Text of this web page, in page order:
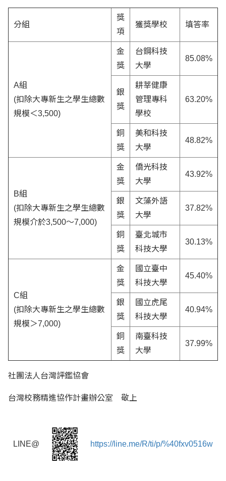
分組
獎
項
獲獎學校 填答率
A組
(扣除大專新生之學生總數
規模＜3,500)
金
獎
台鋼科技
大學
85.08%
銀
獎
耕莘健康
管理專科
學校
63.20%
銅
獎
美和科技
大學
48.82%
B組
(扣除大專新生之學生總數
規模介於3,500～7,000)
金
獎
僑光科技
大學
43.92%
銀
獎
文藻外語
大學
37.82%
銅
獎
臺北城市
科技大學
30.13%
C組
(扣除大專新生之學生總數
規模＞7,000)
金
獎
國立臺中
科技大學
45.40%
銀
獎
國立虎尾
科技大學
40.94%
銅
獎
南臺科技
大學
37.99%
社團法人台灣評鑑協會
台灣校務精進協作計畫辦公室 敬上
LINE@ https://line.me/R/ti/p/%40fxv0516w